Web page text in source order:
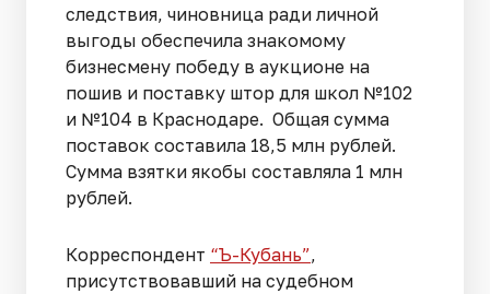
следствия, чиновница ради личной
выгоды обеспечила знакомому
бизнесмену победу в аукционе на
пошив и поставку штор для школ №102
и №104 в Краснодаре. Общая сумма
поставок составила 18,5 млн рублей.
Сумма взятки якобы составляла 1 млн
рублей.
Корреспондент “Ъ-Кубань”,
присутствовавший на судебном